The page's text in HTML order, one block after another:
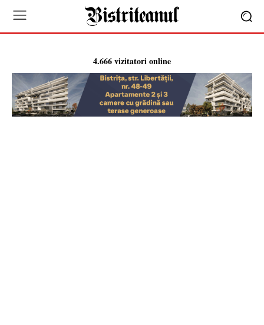
4.666 vizitatori online